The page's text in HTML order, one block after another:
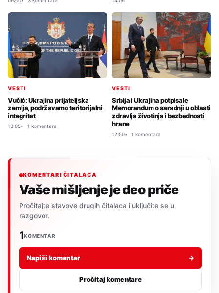
VESTI
Vučić: Ukrajina prijateljska
zemlja, podržavamo teritorijalni
integritet
13:05 1 komentara
VESTI
Srbija i Ukrajina potpisale
Memorandum o saradnji u oblasti
zdravlja životinja i bezbednosti
hrane
12:50 1 komentara
KOMENTARI ČITALACA
Vaše mišljenje je deo priče
Pročitajte stavove drugih čitalaca i uključite se u
razgovor.
1KOMENTAR
Napiši komentar →
Pročitaj komentare